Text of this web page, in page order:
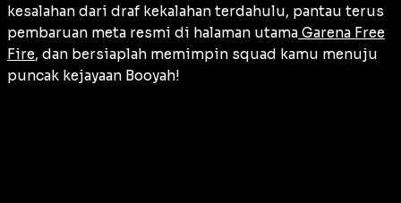
kesalahan dari draf kekalahan terdahulu, pantau terus
pembaruan meta resmi di halaman utama Garena Free
Fire, dan bersiaplah memimpin squad kamu menuju
puncak kejayaan Booyah!